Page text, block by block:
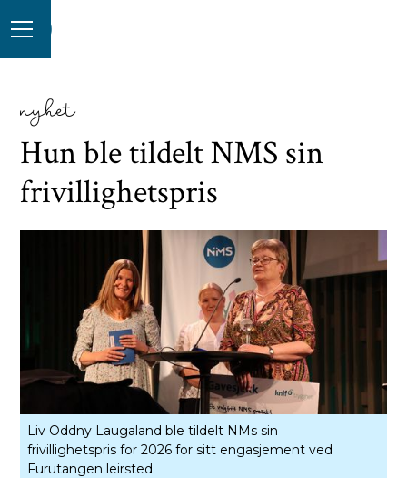
nyhet
Hun ble tildelt NMS sin
frivillighetspris
Liv Oddny Laugaland ble tildelt NMs sin
frivillighetspris for 2026 for sitt engasjement ved
Furutangen leirsted.